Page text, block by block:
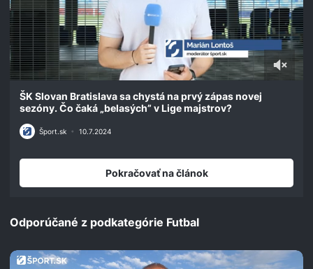
seconds
minute,
ŠK Slovan Bratislava sa chystá na prvý zápas novej
sezóny. Čo čaká „belasých” v Lige majstrov?
Šport.sk • 10.7.2024
Pokračovať na článok
Odporúčané z podkategórie Futbal